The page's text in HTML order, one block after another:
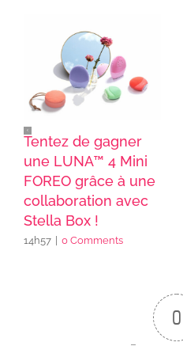
Tentez de gagner
une LUNA™ 4 Mini
FOREO grâce à une
collaboration avec
Stella Box !
14h57 0 Comments
0